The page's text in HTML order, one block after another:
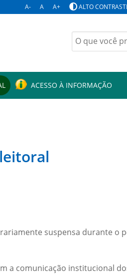
A- A A+ ALTO
Buscar
por:
ACESSO À INFORMAÇÃO
suspensa durante o
a comunicação institucional